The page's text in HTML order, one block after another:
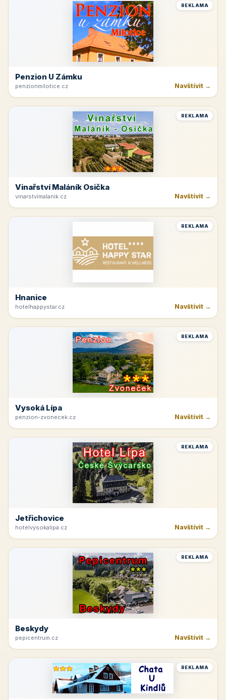
REKLAMA
Penzion U Zámku
penzionmilotice.cz Navštívit →
REKLAMA
Vinařství Maláník Osička
vinarstvimalanik.cz Navštívit →
REKLAMA
Hnanice
hotelhappystar.cz Navštívit →
REKLAMA
Vysoká Lípa
penzion-zvonecek.cz Navštívit →
REKLAMA
Jetřichovice
hotelvysokalipa.cz Navštívit →
REKLAMA
Beskydy
pepicentrum.cz Navštívit →
REKLAMA